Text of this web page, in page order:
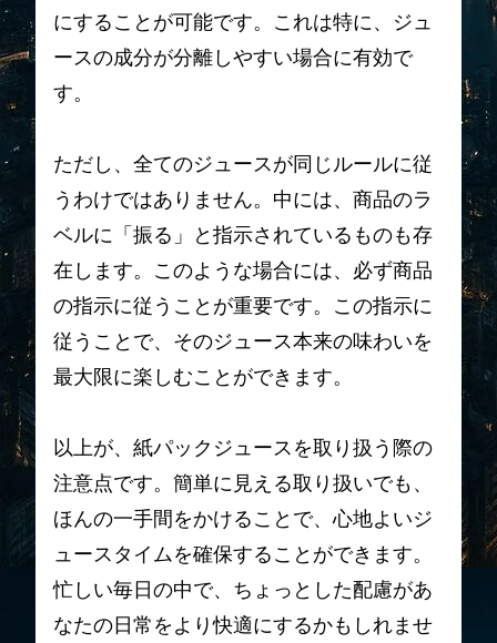
にすることが可能です。これは特に、ジュ
ースの成分が分離しやすい場合に有効で
す。
ただし、全てのジュースが同じルールに従
うわけではありません。中には、商品のラ
ベルに「振る」と指示されているものも存
在します。このような場合には、必ず商品
の指示に従うことが重要です。この指示に
従うことで、そのジュース本来の味わいを
最大限に楽しむことができます。
以上が、紙パックジュースを取り扱う際の
注意点です。簡単に見える取り扱いでも、
ほんの一手間をかけることで、心地よいジ
ュースタイムを確保することができます。
忙しい毎日の中で、ちょっとした配慮があ
なたの日常をより快適にするかもしれませ